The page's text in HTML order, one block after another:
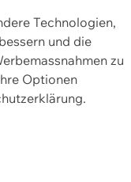
Technologien,
und die
zu
Optionen